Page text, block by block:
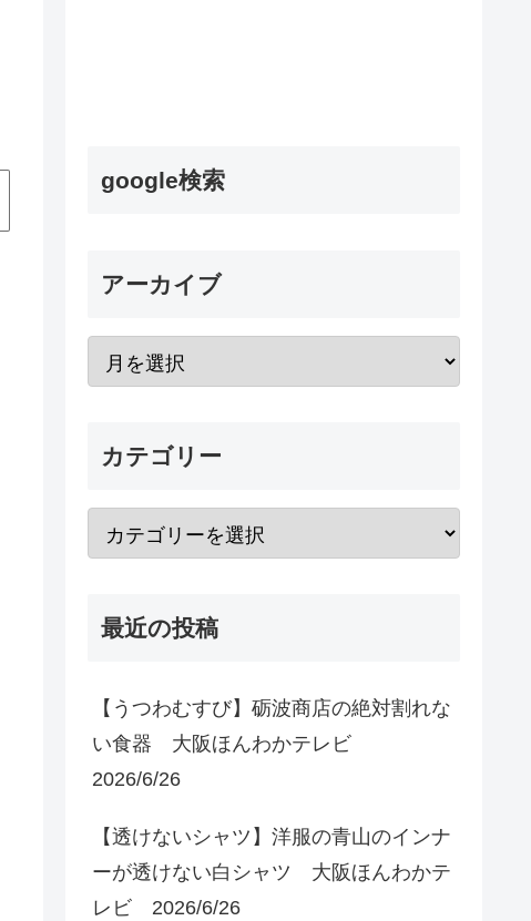
google検索
アーカイブ
カテゴリー
最近の投稿
【うつわむすび】砺波商店の絶対割れな
い食器 大阪ほんわかテレビ
2026/6/26
【透けないシャツ】洋服の青山のインナ
ーが透けない白シャツ 大阪ほんわかテ
レビ 2026/6/26